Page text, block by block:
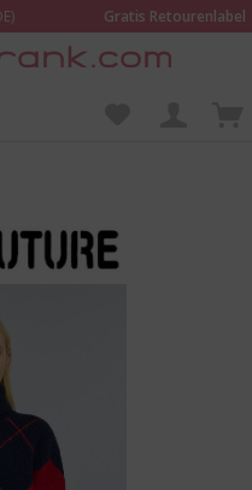
Gratis Retourenlabel
und beraten lassen